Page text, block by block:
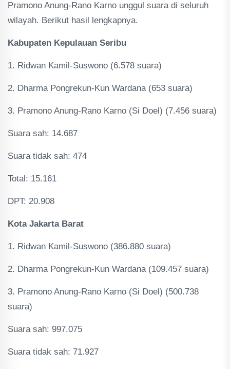
Pramono Anung-Rano Karno unggul suara di seluruh
wilayah. Berikut hasil lengkapnya.
Kabupaten Kepulauan Seribu
1. Ridwan Kamil-Suswono (6.578 suara)
2. Dharma Pongrekun-Kun Wardana (653 suara)
3. Pramono Anung-Rano Karno (Si Doel) (7.456 suara)
Suara sah: 14.687
Suara tidak sah: 474
Total: 15.161
DPT: 20.908
Kota Jakarta Barat
1. Ridwan Kamil-Suswono (386.880 suara)
2. Dharma Pongrekun-Kun Wardana (109.457 suara)
3. Pramono Anung-Rano Karno (Si Doel) (500.738
suara)
Suara sah: 997.075
Suara tidak sah: 71.927